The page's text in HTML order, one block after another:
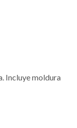
Incluye moldura